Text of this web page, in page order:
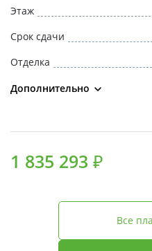
Офис продаж
Работа
Этаж
Срок сдачи
Отделка
Дополнительно
1 835 293 ₽
Все